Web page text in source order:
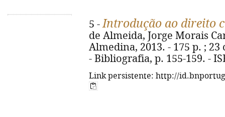
5 -Introdução ao direito
de Almeida, Jorge Morais
Almedina, 2013. - 175 p. ;
- Bibliografia, p. 155-159. -
Link persistente: http://